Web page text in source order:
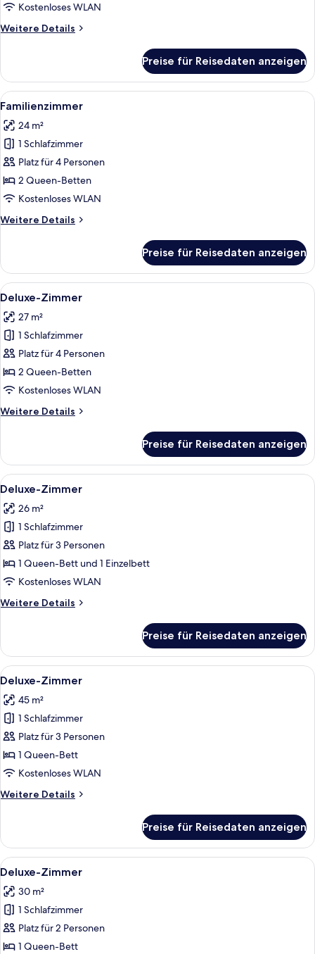
Kostenloses WLAN
Weitere Details
Weitere
Zimmer
Preise für Reisedaten anzeigen
Alle
Fotos
für
Familienzimmer
anzeigen
Ein Hotelzimmer mit zwei Betten,
1
Familienzimmer
24 m²
1 Schlafzimmer
Platz für 4 Personen
2 Queen-Betten
Kostenloses WLAN
Weitere Details
Weitere
Preise für Reisedaten anzeigen
Alle
Fotos
für
Deluxe-
Zimmer
anzeigen
Ein Hotelzimmer mit zwei Betten,
1
Deluxe-Zimmer
27 m²
1 Schlafzimmer
Platz für 4 Personen
2 Queen-Betten
Kostenloses WLAN
Weitere Details
Weitere
Zimmer
Preise für Reisedaten anzeigen
Alle
Fotos
für
Deluxe-
Zimmer
anzeigen
Deluxe-Zimmer | Minibar,
1
Deluxe-Zimmer
26 m²
1 Schlafzimmer
Platz für 3 Personen
1 Queen-Bett und 1 Einzelbett
Kostenloses WLAN
Weitere Details
Weitere
Zimmer
Preise für Reisedaten anzeigen
Alle
Fotos
für
Deluxe-
Zimmer
anzeigen
Ein modernes Hotelzimmer mit
1
Deluxe-Zimmer
45 m²
1 Schlafzimmer
Platz für 3 Personen
1 Queen-Bett
Kostenloses WLAN
Weitere Details
Weitere
Zimmer
Preise für Reisedaten anzeigen
Alle
Fotos
für
Deluxe-
Zimmer
anzeigen
Deluxe-Zimmer | Minibar,
1
Deluxe-Zimmer
30 m²
1 Schlafzimmer
Platz für 2 Personen
1 Queen-Bett